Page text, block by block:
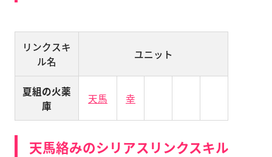
リンクスキ
ル名
ユニット
夏組の火薬
庫
天馬 幸
天馬絡みのシリアスリンクスキル